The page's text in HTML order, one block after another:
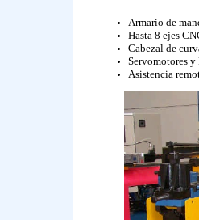
Armario de
Hasta 8 ejes
Cabezal de
Servomotores
Asistencia